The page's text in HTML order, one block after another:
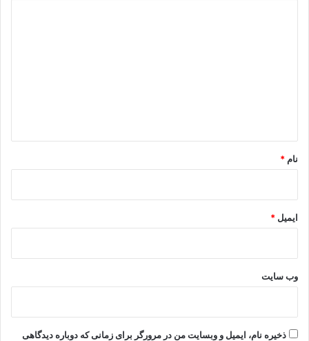
نام *
ایمیل *
وب‌ سایت
ذخیره نام، ایمیل و وبسایت من در مرورگر برای زمانی که دوباره دیدگاهی